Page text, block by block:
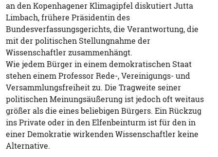
an den Kopenhagener Klimagipfel diskutiert Jutta
Limbach, frühere Präsidentin des
Bundesverfassungsgerichts, die Verantwortung, die
mit der politischen Stellungnahme der
Wissenschaftler zusammenhängt.
Wie jedem Bürger in einem demokratischen Staat
stehen einem Professor Rede-, Vereinigungs- und
Versammlungsfreiheit zu. Die Tragweite seiner
politischen Meinungsäußerung ist jedoch oft weitaus
größer als die eines beliebigen Bürgers. Ein Rückzug
ins Private oder in den Elfenbeinturm ist für den in
einer Demokratie wirkenden Wissenschaftler keine
Alternative.